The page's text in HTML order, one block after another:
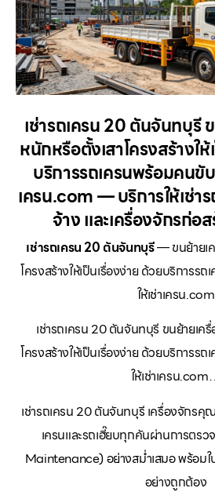
เช่ารถเครน 20 ตันจันทบุรี
หนักหรือตั้งเสาโครงสร้างใ
บริการรถเครนพร้อมคนขั
เครน.com — บริการให้เช่า
จ้าง และเครื่องจักรก่อ
เช่ารถเครน 20 ตันจันทบุรี— ขนย้ายเ
โครงสร้างให้เป็นเรื่องง่าย ด้วยบริการ
ให้เช่าเครน.com
เช่ารถเครน 20 ตันจันทบุรี ขนย้ายเค
โครงสร้างให้เป็นเรื่องง่าย ด้วยบริการ
ให้เช่าเครน
เช่ารถเครน 20 ตันจันทบุรี เครื่องจักร
เครนและรถเฮี๊ยบทุกคันผ่านการตร
Maintenance) อย่างสม่ำเสมอ พร้อม
อย่างถูกต้อง